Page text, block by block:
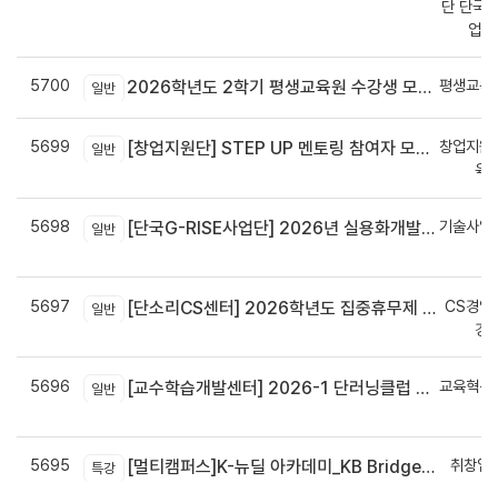
단 단국
업
5700 일반 2026학년도 2학기 평생교육원 수강생 모집안내 평생교육
5699 일반 [창업지원단] STEP UP 멘토링 참여자 모집(~7월 29일)
창업지원
육
5698 일반 [단국G-RISE사업단] 2026년 실용화개발 지원(Grant) 과제 공고_~8/14(금)까지
기술사업
5697 일반 [단소리CS센터] 2026학년도 집중휴무제 안내 (EMS 및 이메일 발송 접수기한 : 7/24(금) 오후 12시까지)
CS경영
경
5696 일반 [교수학습개발센터] 2026-1 단러닝클럽 Best Practice 공모전 결과 안내
교육혁신
5695 특강 [멀티캠퍼스]K-뉴딜 아카데미_KB Bridge 과정 취창업